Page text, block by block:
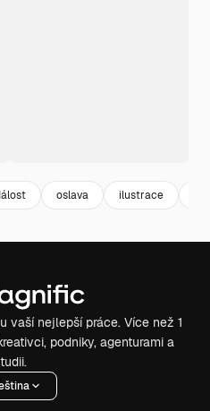
oslava ilustrace
vaší nejlepší práce. Více než 1
podniky, agenturami a